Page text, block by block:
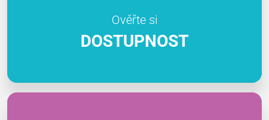
Ověřte si
DOSTUPNOST